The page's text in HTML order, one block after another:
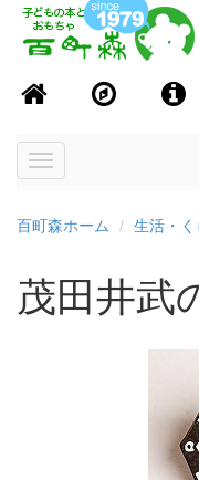
Toggle
百町森ホーム 生活・く
茂田井武